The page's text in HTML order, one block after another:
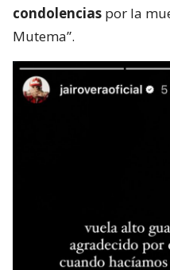
condolencias por la
Mutema”.